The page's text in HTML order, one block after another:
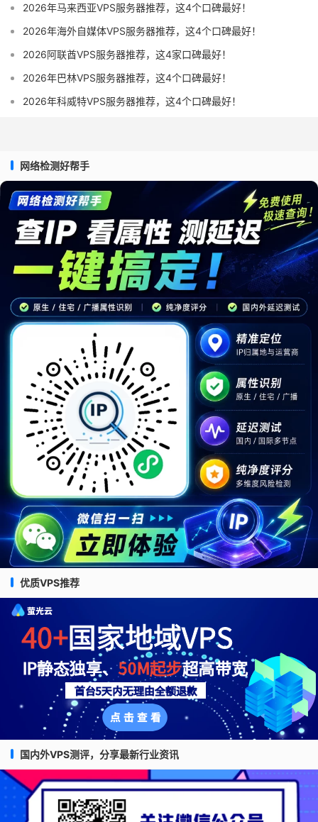
2026年马来西亚VPS服务器推荐，这4个口碑最好！
2026年海外自媒体VPS服务器推荐，这4个口碑最好！
2026阿联酋VPS服务器推荐，这4家口碑最好！
2026年巴林VPS服务器推荐，这4个口碑最好！
2026年科威特VPS服务器推荐，这4个口碑最好！
网络检测好帮手
优质VPS推荐
国内外VPS测评，分享最新行业资讯